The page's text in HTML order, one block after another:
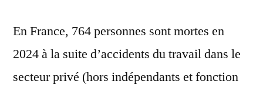
En France, 764 personnes sont mortes en
2024 à la suite d’accidents du travail dans le
secteur privé (hors indépendants et fonction